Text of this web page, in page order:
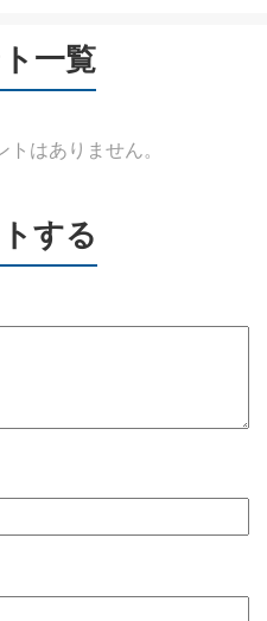
一覧
はありません。
する